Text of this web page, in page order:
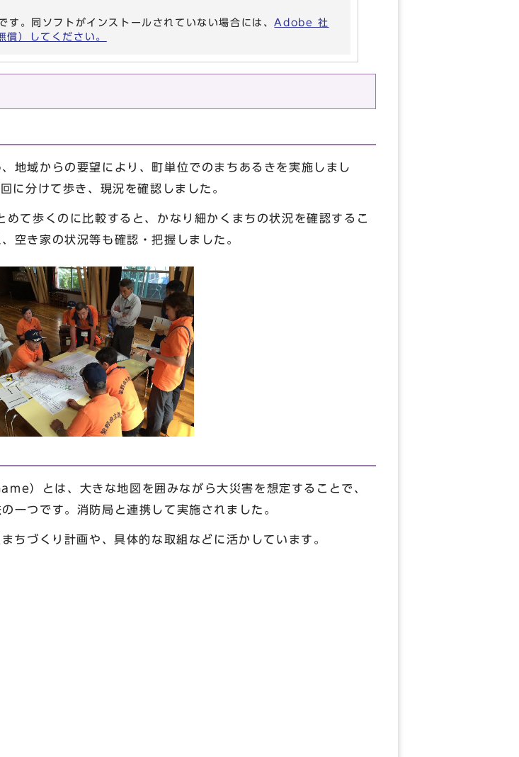
。同ソフトがインストールされていない場合には、 Adobe 社
）してください。
地域からの要望により、町単位でのまちあるきを実施しまし
分けて歩き、現況を確認しました。
て歩くのに比較すると、かなり細かくまちの状況を確認するこ
空き家の状況等も確認・把握しました。
）とは、大きな地図を囲みながら大災害を想定することで、
一つです。消防局と連携して実施されました。
ちづくり計画や、具体的な取組などに活かしています。